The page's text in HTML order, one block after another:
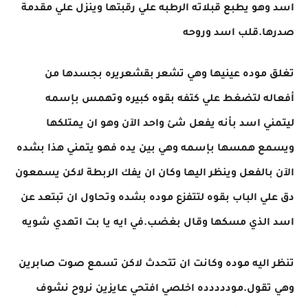
اسد وهو يطبع قبلاته الرطبه علي رقبتها وينزل علي مقدمة
صدرها.قلب اسد وروحه
تغلق موده عينيها وهي تشعر بقشعريره بجسدها من
أفعاله لتضغط علي كتفه بقوه كبيره وتهمس بإسمه
ليتمني اسد بأنه يفعل شئ واحد الآن وهو ان يمتلكها
ويسمع همسها بإسمه وهي بين يده فهو يتمني هذا بشده
الآن بالفعل وينظر اليها وكان ان يفك الربطة لاكن يسمعون
دق علي الباب بقوه لتتفزع موده بشده وتحاول ان تبتعد عن
اسد الذي مسكها وقال بغضب.في ايه يا بت اتهدي شويه
تنظر اليه موده وكانت ان تتحدث لاكن تسمع صوت صابرين
وهي تقول.موددددده اخلصي افتحي عايزين نروح نشوف